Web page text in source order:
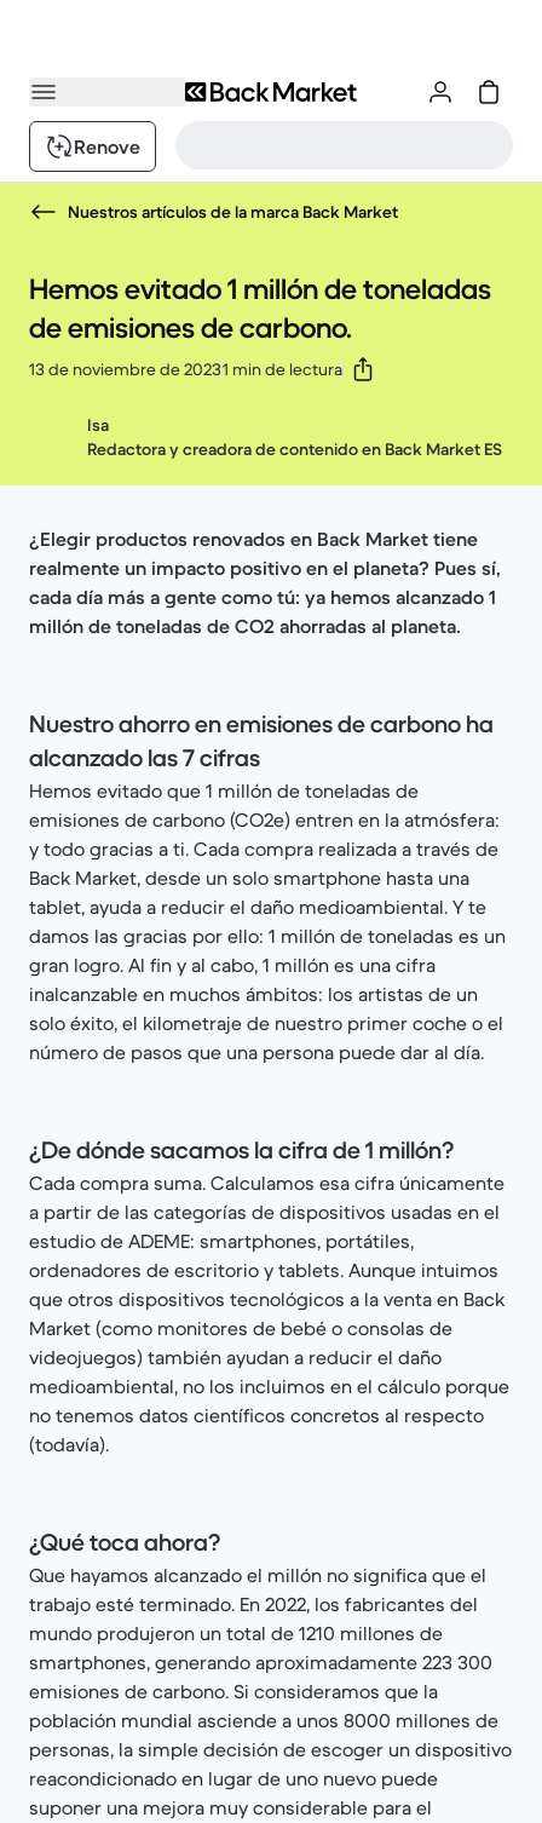
Renove
Nuestros artículos de la marca Back Market
Hemos evitado 1 millón de toneladas
de emisiones de carbono.
13 de noviembre de 20231 min de lectura
Isa
Redactora y creadora de contenido en Back Market ES
¿Elegir productos renovados en Back Market tiene
realmente un impacto positivo en el planeta? Pues sí,
cada día más a gente como tú: ya hemos alcanzado 1
millón de toneladas de CO2 ahorradas al planeta.
Nuestro ahorro en emisiones de carbono ha
alcanzado las 7 cifras
Hemos evitado que 1 millón de toneladas de
emisiones de carbono (CO2e) entren en la atmósfera:
y todo gracias a ti. Cada compra realizada a través de
Back Market, desde un solo smartphone hasta una
tablet, ayuda a reducir el daño medioambiental. Y te
damos las gracias por ello: 1 millón de toneladas es un
gran logro. Al fin y al cabo, 1 millón es una cifra
inalcanzable en muchos ámbitos: los artistas de un
solo éxito, el kilometraje de nuestro primer coche o el
número de pasos que una persona puede dar al día.
¿De dónde sacamos la cifra de 1 millón?
Cada compra suma. Calculamos esa cifra únicamente
a partir de las categorías de dispositivos usadas en el
estudio de ADEME: smartphones, portátiles,
ordenadores de escritorio y tablets. Aunque intuimos
que otros dispositivos tecnológicos a la venta en Back
Market (como monitores de bebé o consolas de
videojuegos) también ayudan a reducir el daño
medioambiental, no los incluimos en el cálculo porque
no tenemos datos científicos concretos al respecto
(todavía).
¿Qué toca ahora?
Que hayamos alcanzado el millón no significa que el
trabajo esté terminado. En 2022, los fabricantes del
mundo produjeron un total de 1210 millones de
smartphones, generando aproximadamente 223 300
emisiones de carbono. Si consideramos que la
población mundial asciende a unos 8000 millones de
personas, la simple decisión de escoger un dispositivo
reacondicionado en lugar de uno nuevo puede
suponer una mejora muy considerable para el